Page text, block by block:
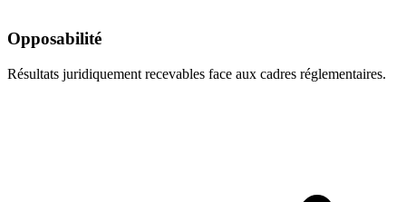
Opposabilité
Résultats juridiquement recevables face aux cadres réglementaires.